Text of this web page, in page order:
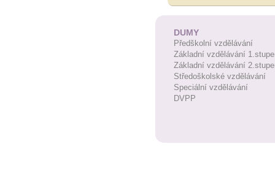
DUMY
Předškolní vzdělávání
Základní vzdělávání
Základní vzdělávání
Středoškolské vzdělávání
Speciální vzdělávání
DVPP